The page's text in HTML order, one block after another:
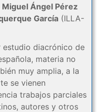
Miguel Ángel Pérez
García(ILLA-
estudio diacrónico de
materia no
muy amplia, a la
se vienen
trabajos parciales
autores y otros